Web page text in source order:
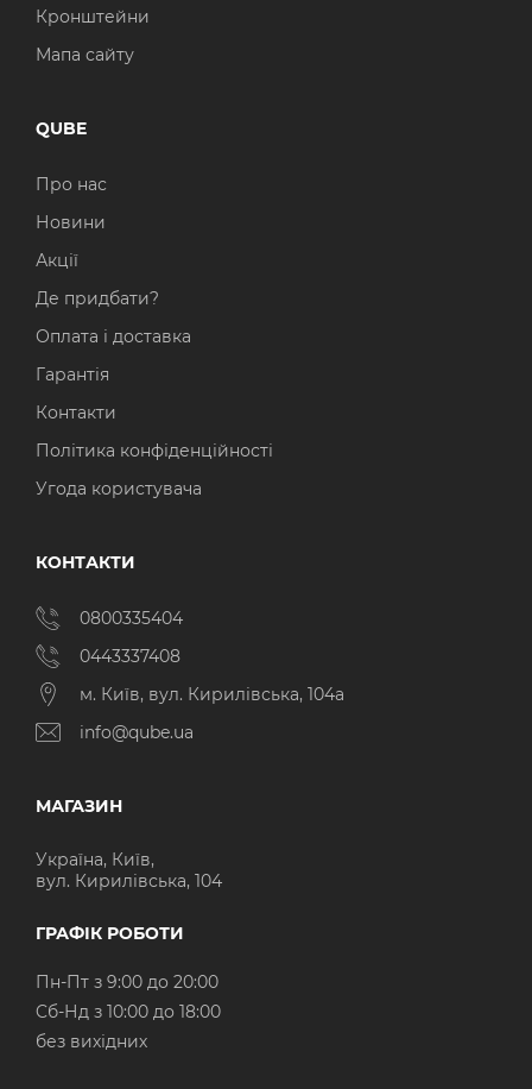
Кронштейни
Мапа сайту
QUBE
Про нас
Новини
Акції
Де придбати?
Оплата і доставка
Гарантія
Контакти
Політика конфіденційності
Угода користувача
КОНТАКТИ
0800335404
0443337408
м. Київ, вул. Кирилівська, 104а
info@qube.ua
МАГАЗИН
Україна, Київ,
вул. Кирилівська, 104
ГРАФІК РОБОТИ
Пн-Пт з 9:00 до 20:00
Cб-Нд з 10:00 до 18:00
без вихідних